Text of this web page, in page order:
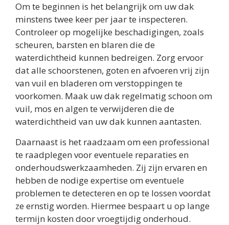
Om te beginnen is het belangrijk om uw dak
minstens twee keer per jaar te inspecteren.
Controleer op mogelijke beschadigingen, zoals
scheuren, barsten en blaren die de
waterdichtheid kunnen bedreigen. Zorg ervoor
dat alle schoorstenen, goten en afvoeren vrij zijn
van vuil en bladeren om verstoppingen te
voorkomen. Maak uw dak regelmatig schoon om
vuil, mos en algen te verwijderen die de
waterdichtheid van uw dak kunnen aantasten.
Daarnaast is het raadzaam om een professional
te raadplegen voor eventuele reparaties en
onderhoudswerkzaamheden. Zij zijn ervaren en
hebben de nodige expertise om eventuele
problemen te detecteren en op te lossen voordat
ze ernstig worden. Hiermee bespaart u op lange
termijn kosten door vroegtijdig onderhoud.